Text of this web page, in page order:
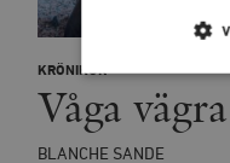
KRÖNIKOR
Våga
BLANCHE SANDE
Strikt